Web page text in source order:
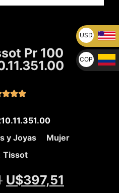
Pr 100

y Joyas
Mujer
Tissot
U$397,51
USD
U$
COP
$